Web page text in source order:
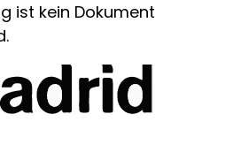
ist kein Dokument